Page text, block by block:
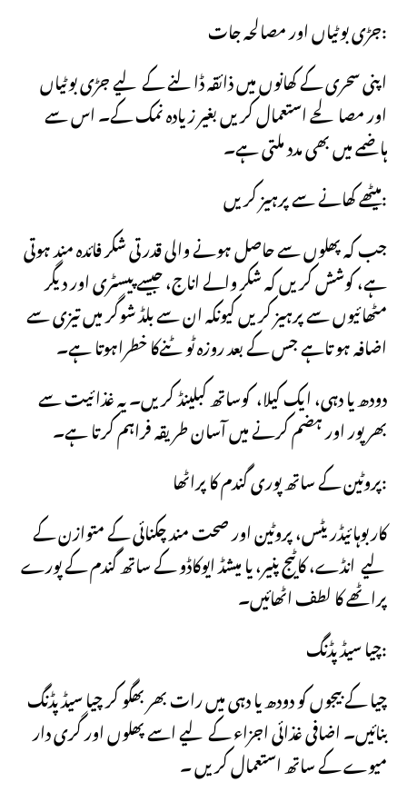
جڑی بوٹیاں اور مصالحہ جات:
اپنی سحری کے کھانوں میں ذائقہ ڈالنے کے لیے جڑی بوٹیاں
اور مصالحے استعمال کریں بغیر زیادہ نمک کے۔ اس سے
ہاضمے میں بھی مدد ملتی ہے۔
میٹھے کھانے سے پرہیز کریں:
جب کہ پھلوں سے حاصل ہونے والی قدرتی شکر فائدہ مند ہوتی
ہے، کوشش کریں کہ شکر والے اناج، جیسے پیسٹری اور دیگر
مٹھائیوں سے پرہیز کریں کیونکہ ان سے بلڈ شوگر میں تیزی سے
اضافہ ہو تاہے جس کے بعد روزہ ٹوٹنےکا خطراہوتا ہے۔
دودھ یا دہی، ایک کیلا، کوساتھ کبلینڈ کریں۔ یہ غذائیت سے
بھرپور اور ہضم کرنے میں آسان طریقہ فراہم کرتا ہے۔
پروٹین کے ساتھ پوری گندم کا پراٹھا:
کاربوہائیڈریٹس، پروٹین اور صحت مند چکنائی کے متوازن کے
لیے انڈے، کاٹیج پنیر، یا میشڈ ایوکاڈو کے ساتھ گندم کے پورے
پراٹھے کا لطف اٹھائیں۔
چیا سیڈ پڈنگ:
چیا کے بیجوں کو دودھ یا دہی میں رات بھر بھگو کر چیا سیڈ پڈنگ
بنائیں۔ اضافی غذائی اجزاء کے لیے اسے پھلوں اور گری دار
میوے کے ساتھ استعمال کریں ۔